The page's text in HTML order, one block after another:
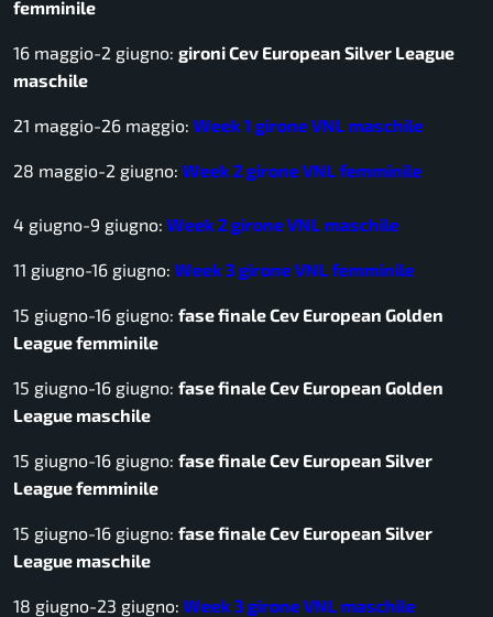
femminile
16 maggio-2 giugno: gironi Cev European Silver League
maschile
21 maggio-26 maggio: Week 1 girone VNL maschile
28 maggio-2 giugno: Week 2 girone VNL femminile
4 giugno-9 giugno: Week 2 girone VNL maschile
11 giugno-16 giugno: Week 3 girone VNL femminile
15 giugno-16 giugno: fase finale Cev European Golden
League femminile
15 giugno-16 giugno: fase finale Cev European Golden
League maschile
15 giugno-16 giugno: fase finale Cev European Silver
League femminile
15 giugno-16 giugno: fase finale Cev European Silver
League maschile
18 giugno-23 giugno: Week 3 girone VNL maschile